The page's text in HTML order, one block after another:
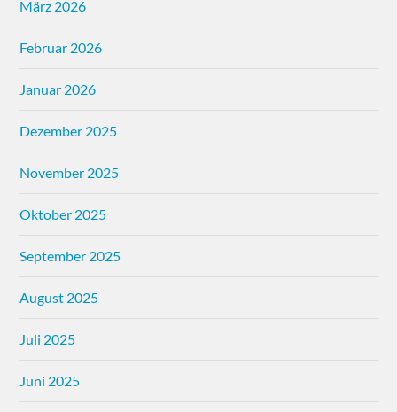
März 2026
Februar 2026
Januar 2026
Dezember 2025
November 2025
Oktober 2025
September 2025
August 2025
Juli 2025
Juni 2025